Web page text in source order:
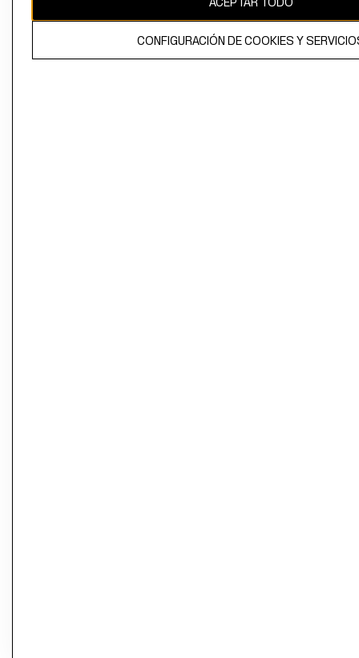
El contenido de esta página web está protegido por copyright y es
CONFIGURACIÓN DE COOKIES Y